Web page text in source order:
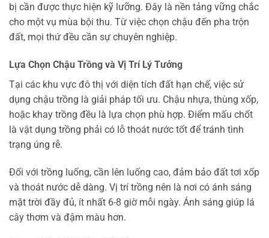
bị cần được thực hiện kỹ lưỡng. Đây là nền tảng vững chắc
cho một vụ mùa bội thu. Từ việc chọn chậu đến pha trộn
đất, mọi thứ đều cần sự chuyên nghiệp.
Lựa Chọn Chậu Trồng và Vị Trí Lý Tưởng
Tại các khu vực đô thị với diện tích đất hạn chế, việc sử
dụng chậu trồng là giải pháp tối ưu. Chậu nhựa, thùng xốp,
hoặc khay trồng đều là lựa chọn phù hợp. Điểm mấu chốt
là vật dụng trồng phải có lỗ thoát nước tốt để tránh tình
trạng úng rễ.
Đối với trồng luống, cần lên luống cao, đảm bảo đất tơi xốp
và thoát nước dễ dàng. Vị trí trồng nên là nơi có ánh sáng
mặt trời đầy đủ, ít nhất 6-8 giờ mỗi ngày. Ánh sáng giúp lá
cây thơm và đậm màu hơn.